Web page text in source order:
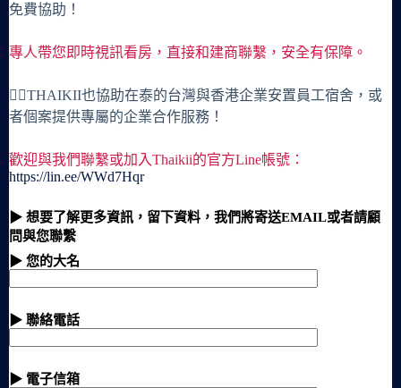
免費協助！
專人帶您即時視訊看房，直接和建商聯繫，安全有保障。
🙋‍♀️THAIKII也協助在泰的台灣與香港企業安置員工宿舍，或
者個案提供專屬的企業合作服務！
歡迎與我們聯繫或加入Thaikii的官方Line帳號：
https://lin.ee/WWd7Hqr
▶ 想要了解更多資訊，留下資料，我們將寄送EMAIL或者請顧
問與您聯繫
▶ 您的大名
▶ 聯絡電話
▶ 電子信箱